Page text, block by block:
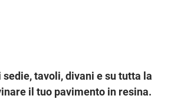
tavoli, divani e su tutta la
il tuo pavimento in resina.